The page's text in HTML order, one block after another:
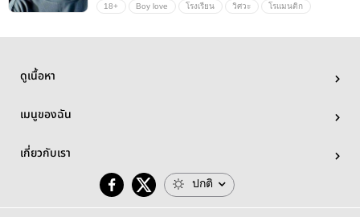
18+ Boy love โรงเรียน วิศวะ โรแมนติก
ดูเนื้อหา
เมนูของฉัน
เกี่ยวกับเรา
ปกติ